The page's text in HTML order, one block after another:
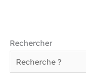
Rechercher